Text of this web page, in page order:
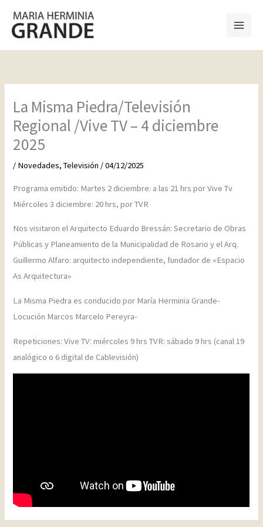
contenido
La Misma Piedra/Televisión
Regional /Vive TV – 4 diciembre
2025
/ Novedades,Televisión /04/12/2025
Programa emitido: Martes 2 diciembre: a las 21 hrs por Vive Tv
Miércoles 3 diciembre: 20 hrs, por TVR
Nos visitaron el Arquitecto Eduardo Bressán: Secretario de Obras
Públicas y Planeamiento de la Municipalidad de Rosario y el Arq.
Guillermo Alfaro: arquitecto independiente, fundador de «Espacio
As Arquitectura»
La Misma Piedra es conducido por María Herminia Grande-
Locución Marcos Marcelo Pereyra-
Repeticiones: Vive TV: miércoles 9 hrs TVR: sábado 9 hrs (canal 19
analógico o 6 digital de Cablevisión)